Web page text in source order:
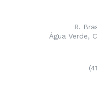
R.
Água Verde,